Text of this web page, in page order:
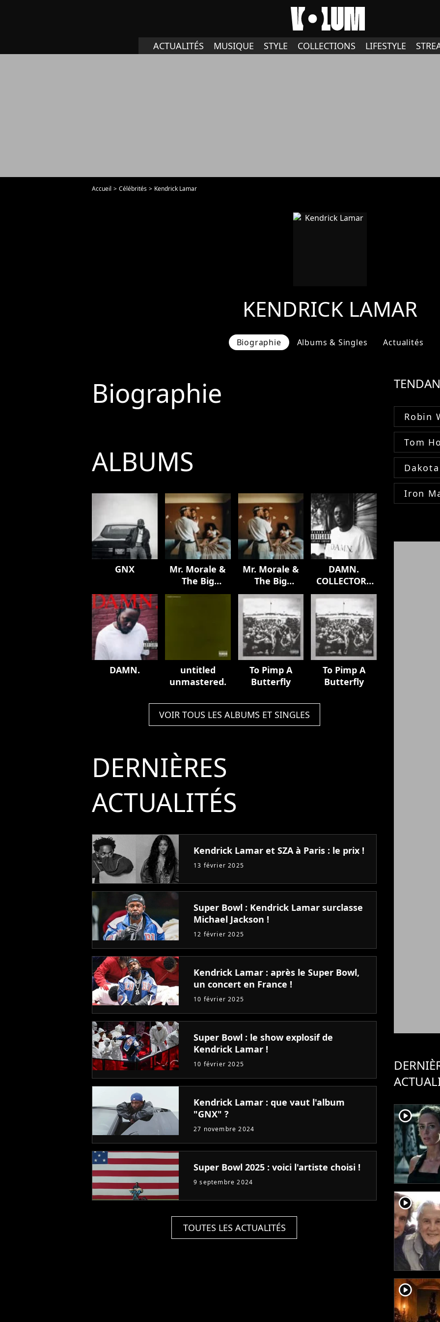
ACTUALITÉS MUSIQUE STYLE COLLECTIONS LIFESTYLE
Accueil Célébrités Kendrick Lamar
KENDRICK LAMAR
Biographie Albums & Singles Actualités
Biographie
ALBUMS
GNX
Mr. Morale &
The Big
Steppers
Mr. Morale &
The Big
Steppers
DAMN.
COLLECTORS
EDITION.
DAMN.
untitled
unmastered.
To Pimp A
Butterfly
To Pimp A
Butterfly
VOIR TOUS LES ALBUMS ET SINGLES
DERNIÈRES
ACTUALITÉS
Kendrick Lamar et SZA à Paris : le prix !
13 février 2025
Super Bowl : Kendrick Lamar surclasse
Michael Jackson !
12 février 2025
Kendrick Lamar : après le Super Bowl,
un concert en France !
10 février 2025
Super Bowl : le show explosif de
Kendrick Lamar !
10 février 2025
Kendrick Lamar : que vaut l'album
"GNX" ?
27 novembre 2024
Super Bowl 2025 : voici l'artiste choisi !
9 septembre 2024
TOUTES LES ACTUALITÉS
Robin
Tom
Iron
player2
player2
player2